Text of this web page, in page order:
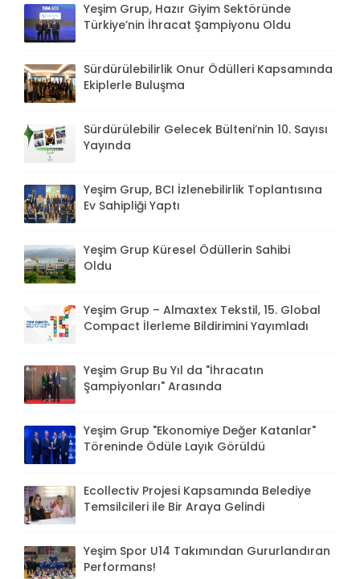
Yeşim Grup, Hazır Giyim Sektöründe
Türkiye’nin İhracat Şampiyonu Oldu
Sürdürülebilirlik Onur Ödülleri Kapsamında
Ekiplerle Buluşma
Sürdürülebilir Gelecek Bülteni’nin 10. Sayısı
Yayında
Yeşim Grup, BCI İzlenebilirlik Toplantısına
Ev Sahipliği Yaptı
Yeşim Grup Küresel Ödüllerin Sahibi
Oldu
Yeşim Grup – Almaxtex Tekstil, 15. Global
Compact İlerleme Bildirimini Yayımladı
Yeşim Grup Bu Yıl da "İhracatın
Şampiyonları" Arasında
Yeşim Grup "Ekonomiye Değer Katanlar"
Töreninde Ödüle Layık Görüldü
Ecollectiv Projesi Kapsamında Belediye
Temsilcileri ile Bir Araya Gelindi
Yeşim Spor U14 Takımından Gururlandıran
Performans!